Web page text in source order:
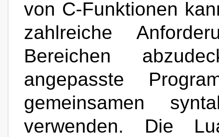
von C-Funktionen
zahlreiche
Bereichen
angepasste
gemeinsamen
verwenden. Die